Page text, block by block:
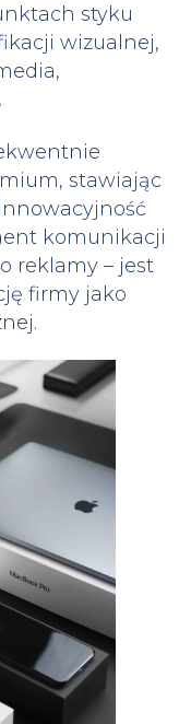
styku
wizualnej,
stawiając
komunikacji
reklamy – jest
firmy jako